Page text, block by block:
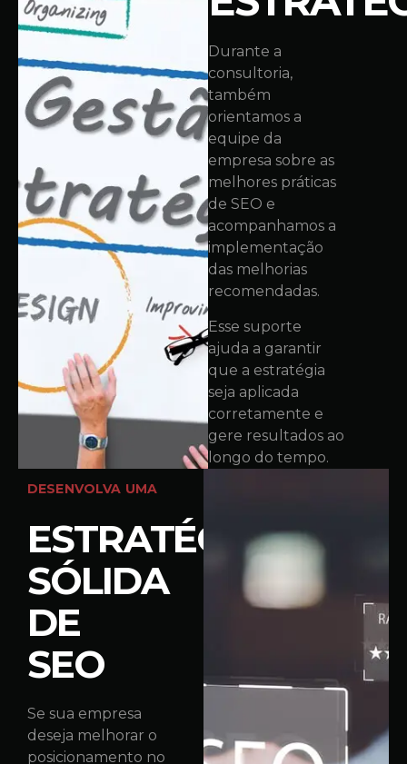
Durante a
consultoria,
também
orientamos a
equipe da
empresa sobre as
melhores práticas
de SEO e
acompanhamos a
implementação
das melhorias
recomendadas.
Esse suporte
ajuda a garantir
que a estratégia
seja aplicada
corretamente e
gere resultados ao
longo do tempo.
DESENVOLVA UMA
ESTRATÉGIA
SÓLIDA
DE
SEO
Se sua empresa
deseja melhorar o
posicionamento no